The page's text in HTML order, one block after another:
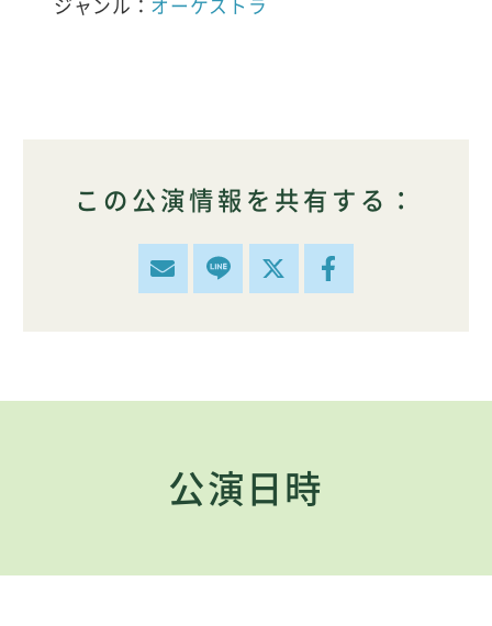
ジャンル： オーケストラ
この公演情報を共有する：
公演日時